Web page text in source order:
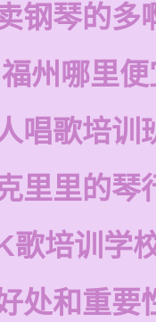
钢琴的多
州哪里
唱歌培训
里里的琴
歌培训学
处和重要